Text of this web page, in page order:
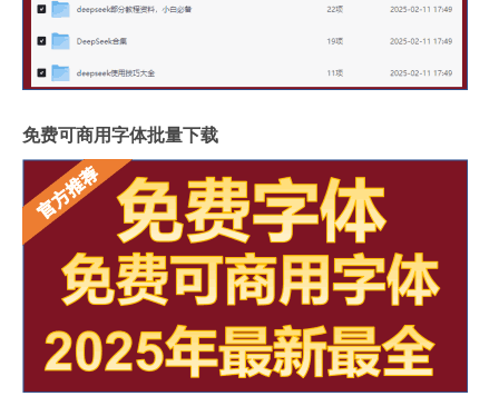
免费可商用字体批量下载